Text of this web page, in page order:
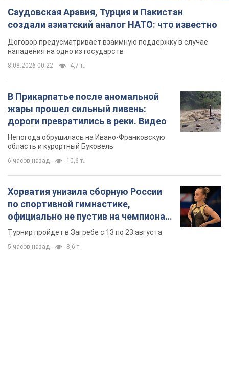
Саудовская Аравия, Турция и Пакистан
создали азиатский аналог НАТО: что известно
Договор предусматривает взаимную поддержку в случае
нападения на одно из государств
8.08.2026 00:22 4,7 т.
В Прикарпатье после аномальной
жары прошел сильный ливень:
дороги превратились в реки. Видео
Непогода обрушилась на Ивано-Франковскую
область и курортный Буковель
6 часов назад 10,6 т.
Хорватия унизила сборную России
по спортивной гимнастике,
официально не пустив на чемпионат
Европы основных спортсменов
Турнир пройдет в Загребе с 13 по 23 августа
5 часов назад 8,6 т.